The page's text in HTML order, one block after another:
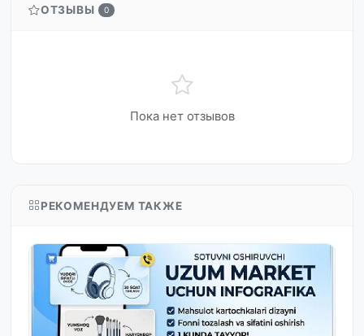
ОТЗЫВЫ 0
Пока нет отзывов
РЕКОМЕНДУЕМ ТАКЖЕ